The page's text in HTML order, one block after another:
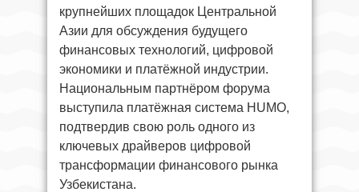
крупнейших площадок Центральной
Азии для обсуждения будущего
финансовых технологий, цифровой
экономики и платёжной индустрии.
Национальным партнёром форума
выступила платёжная система HUMO,
подтвердив свою роль одного из
ключевых драйверов цифровой
трансформации финансового рынка
Узбекистана.